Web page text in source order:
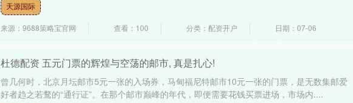
天源国际
来源：9688策略宝官网 查看：100 分类：配资开户 日期：07-06
杜德配资 五元门票的辉煌与空荡的邮市, 真是扎心!
曾几何时，北京月坛邮市5元一张的入场券，马甸福尼特邮市10元一张的门票，是无数集邮爱
好者趋之若鹜的“通行证”。在那个邮市巅峰的年代，即便需要花钱买票进场，市场内....